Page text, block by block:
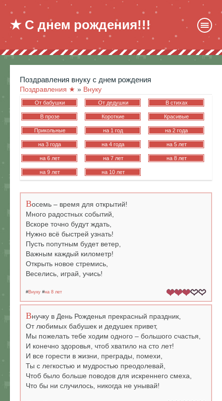
★ С днем рождения!!!
поздравления внуку с днем рождения
Поздравления ★ » Внуку
От бабушки От дедушки В стихах
В прозе Короткие Красивые
Прикольные на 1 год на 2 года
на 3 года на 4 года на 5 лет
на 6 лет на 7 лет на 8 лет
на 9 лет на 10 лет
Восемь – время для открытий!
Много радостных событий,
Вскоре точно будут ждать,
Нужно всё быстрей узнать!
Пусть попутным будет ветер,
Важным каждый километр!
Открыть новое стремись,
Веселись, играй, учись!
#Внуку #на 8 лет
Внучку в День Рожденья прекрасный праздник,
От любимых бабушек и дедушек привет,
Мы пожелать тебе ходим одного – большого счастья,
И конечно здоровья, чтоб хватило на сто лет!
И все горести в жизни, преграды, помехи,
Ты с легкостью и мудростью преодолевай,
Чтоб было больше поводов для искреннего смеха,
Что бы ни случилось, никогда не унывай!